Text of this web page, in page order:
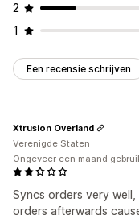
2
1
Een recensie schrijven
Syncs orders very
orders afterwards
Xtrusion Overland
Verenigde Staten
Ongeveer een maand